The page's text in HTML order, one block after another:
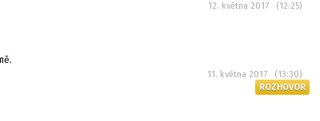
12. května 2017 (12:25)
11. května 2017 (13:30)
ROZHOVOR